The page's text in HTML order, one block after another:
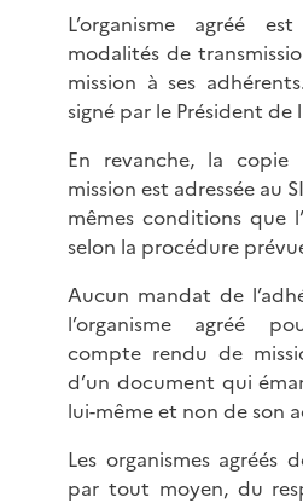
L’organisme agréé
modalités de
mission à ses
signé par le Président de
En revanche, la
mission est adressée au
mêmes conditions que
selon la procédure
Aucun mandat de
l’organisme agréé
compte rendu de
d’un document qui
lui-même et non de son
Les organismes agréés
par tout moyen, du